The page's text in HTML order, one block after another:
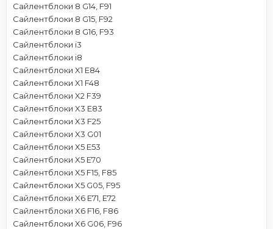
Сайлентблоки 8 G14, F91
Сайлентблоки 8 G15, F92
Сайлентблоки 8 G16, F93
Сайлентблоки i3
Сайлентблоки i8
Сайлентблоки X1 E84
Сайлентблоки X1 F48
Сайлентблоки X2 F39
Сайлентблоки X3 E83
Сайлентблоки X3 F25
Сайлентблоки X3 G01
Сайлентблоки X5 E53
Сайлентблоки X5 E70
Сайлентблоки X5 F15, F85
Сайлентблоки X5 G05, F95
Сайлентблоки X6 E71, E72
Сайлентблоки X6 F16, F86
Сайлентблоки X6 G06, F96